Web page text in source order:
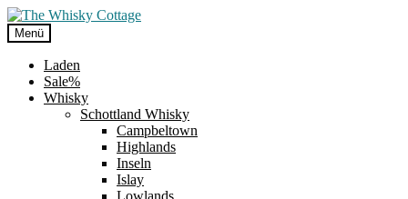
Zur
Navigation
springen
Zum
Inhalt
springen
Menü
Laden
Sale%
Whisky
Schottland Whisky
Campbeltown
Highlands
Inseln
Islay
Lowlands